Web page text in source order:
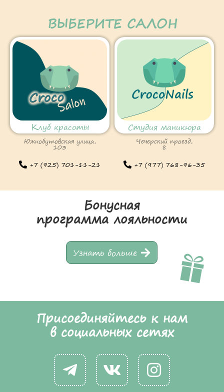
ВЫБЕРИТЕ САЛОН
Клуб красоты
Южнобутовская улица,
103
+7 (925) 701-11-21
Студия маникюра
Чечерский проезд,
8
+7 (977) 768-96-35
Бонусная
программа лояльности
Узнать больше
Присоединяйтесь к нам
в социальных сетях